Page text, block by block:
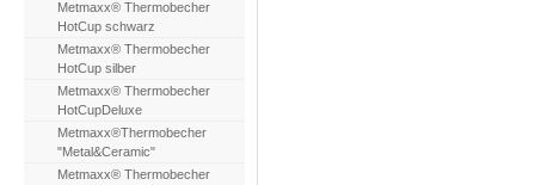
Metmaxx® Thermobecher
HotCup schwarz
Metmaxx® Thermobecher
HotCup silber
Metmaxx® Thermobecher
HotCupDeluxe
Metmaxx®Thermobecher
"Metal&Ceramic"
Metmaxx® Thermobecher